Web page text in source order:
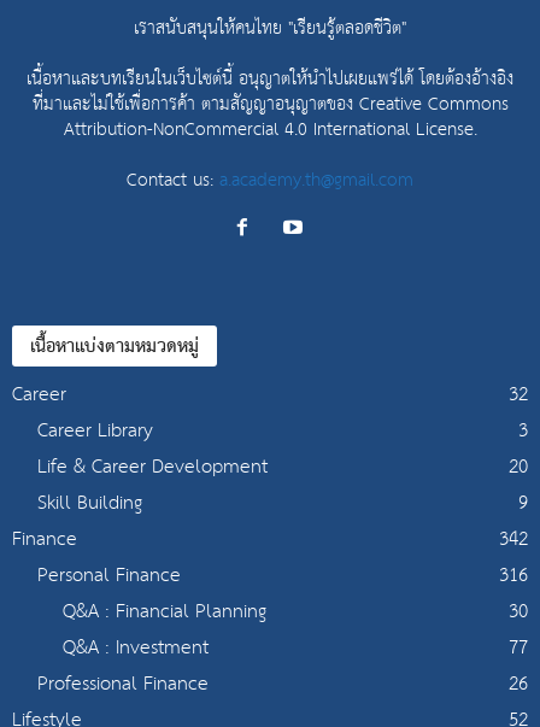
เราสนับสนุนให้คนไทย "เรียนรู้ตลอดชีวิต"
เนื้อหาและบทเรียนในเว็บไซต์นี้ อนุญาตให้นำไปเผยแพร่ได้ โดยต้องอ้างอิง
ที่มาและไม่ใช้เพื่อการค้า ตามสัญญาอนุญาตของ Creative Commons
Attribution-NonCommercial 4.0 International License.
Contact us:a.academy.th@gmail.com
เนื้อหาแบ่งตามหมวดหมู่
Career
32
Career Library
3
Life & Career Development
20
Skill Building
9
Finance
342
Personal Finance
316
Q&A : Financial Planning
30
Q&A : Investment
77
Professional Finance
26